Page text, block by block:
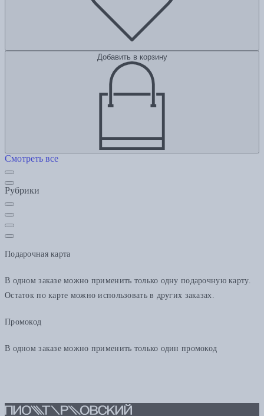
Добавить в корзину
Смотреть все
Рубрики
Подарочная карта
В одном заказе можно применить только одну подарочную карту.
Остаток по карте можно использовать в других заказах.
Промокод
В одном заказе можно применить только один промокод